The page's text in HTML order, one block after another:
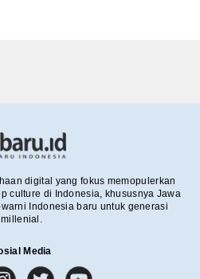
digital yang fokus memopulerkan
culture di Indonesia, khususnya Jawa
Indonesia baru untuk generasi
millenial.
Media